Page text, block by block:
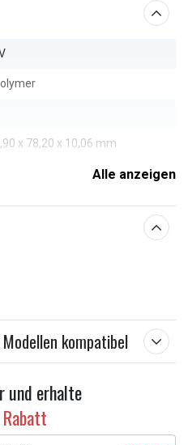
x 78,20 x 10,06 mm
Alle anzeigen
kompatibel
und erhalte